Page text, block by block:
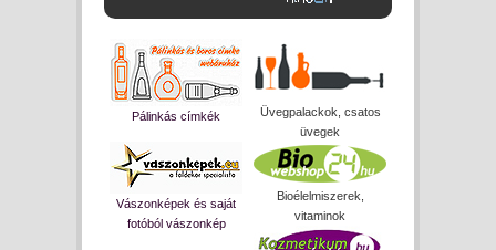
Pálinkás címkék
Üvegpalackok, csatos
üvegek
Vászonképek és saját
fotóból vászonkép
Bioélelmiszerek,
vitaminok